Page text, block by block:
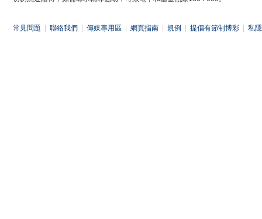
常見問題 聯絡我們 傳媒專用區 網頁指南 規例 提倡有節制博彩 私